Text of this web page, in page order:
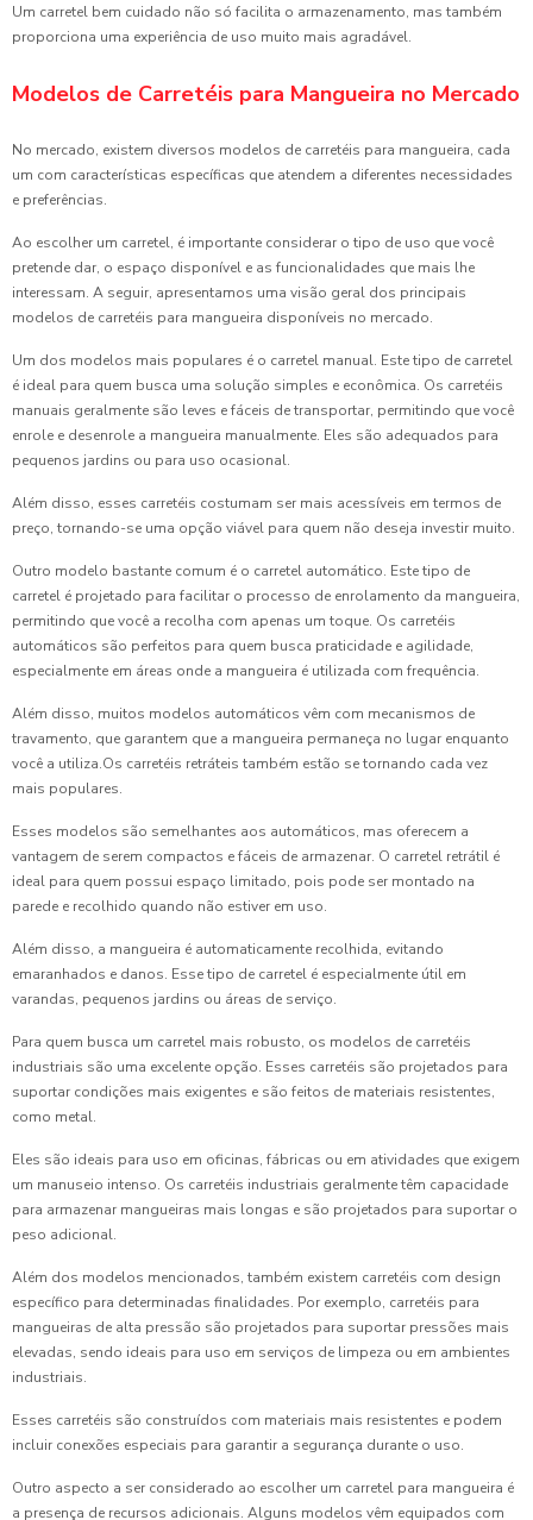
Um carretel bem cuidado não só facilita o armazenamento, mas também
proporciona uma experiência de uso muito mais agradável.
Modelos de Carretéis para Mangueira no Mercado
No mercado, existem diversos modelos de carretéis para mangueira, cada
um com características específicas que atendem a diferentes necessidades
e preferências.
Ao escolher um carretel, é importante considerar o tipo de uso que você
pretende dar, o espaço disponível e as funcionalidades que mais lhe
interessam. A seguir, apresentamos uma visão geral dos principais
modelos de carretéis para mangueira disponíveis no mercado.
Um dos modelos mais populares é o carretel manual. Este tipo de carretel
é ideal para quem busca uma solução simples e econômica. Os carretéis
manuais geralmente são leves e fáceis de transportar, permitindo que você
enrole e desenrole a mangueira manualmente. Eles são adequados para
pequenos jardins ou para uso ocasional.
Além disso, esses carretéis costumam ser mais acessíveis em termos de
preço, tornando-se uma opção viável para quem não deseja investir muito.
Outro modelo bastante comum é o carretel automático. Este tipo de
carretel é projetado para facilitar o processo de enrolamento da mangueira,
permitindo que você a recolha com apenas um toque. Os carretéis
automáticos são perfeitos para quem busca praticidade e agilidade,
especialmente em áreas onde a mangueira é utilizada com frequência.
Além disso, muitos modelos automáticos vêm com mecanismos de
travamento, que garantem que a mangueira permaneça no lugar enquanto
você a utiliza.Os carretéis retráteis também estão se tornando cada vez
mais populares.
Esses modelos são semelhantes aos automáticos, mas oferecem a
vantagem de serem compactos e fáceis de armazenar. O carretel retrátil é
ideal para quem possui espaço limitado, pois pode ser montado na
parede e recolhido quando não estiver em uso.
Além disso, a mangueira é automaticamente recolhida, evitando
emaranhados e danos. Esse tipo de carretel é especialmente útil em
varandas, pequenos jardins ou áreas de serviço.
Para quem busca um carretel mais robusto, os modelos de carretéis
industriais são uma excelente opção. Esses carretéis são projetados para
suportar condições mais exigentes e são feitos de materiais resistentes,
como metal.
Eles são ideais para uso em oficinas, fábricas ou em atividades que exigem
um manuseio intenso. Os carretéis industriais geralmente têm capacidade
para armazenar mangueiras mais longas e são projetados para suportar o
peso adicional.
Além dos modelos mencionados, também existem carretéis com design
específico para determinadas finalidades. Por exemplo, carretéis para
mangueiras de alta pressão são projetados para suportar pressões mais
elevadas, sendo ideais para uso em serviços de limpeza ou em ambientes
industriais.
Esses carretéis são construídos com materiais mais resistentes e podem
incluir conexões especiais para garantir a segurança durante o uso.
Outro aspecto a ser considerado ao escolher um carretel para mangueira é
a presença de recursos adicionais. Alguns modelos vêm equipados com